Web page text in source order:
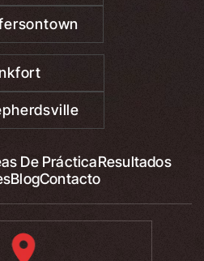
De PrácticaResultados
BlogContacto